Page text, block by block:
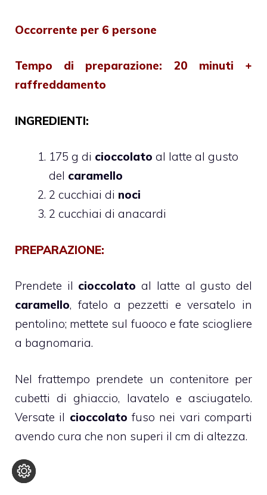
Occorrente per 6 persone
Tempo di preparazione: 20 minuti +
raffreddamento
INGREDIENTI:
175 g di cioccolato al latte al gusto
del caramello
2 cucchiai di noci
2 cucchiai di anacardi
PREPARAZIONE:
Prendete il cioccolato al latte al gusto del
caramello, fatelo a pezzetti e versatelo in
pentolino; mettete sul fuooco e fate sciogliere
a bagnomaria.
Nel frattempo prendete un contenitore per
cubetti di ghiaccio, lavatelo e asciugatelo.
Versate il cioccolato fuso nei vari comparti
avendo cura che non superi il cm di altezza.